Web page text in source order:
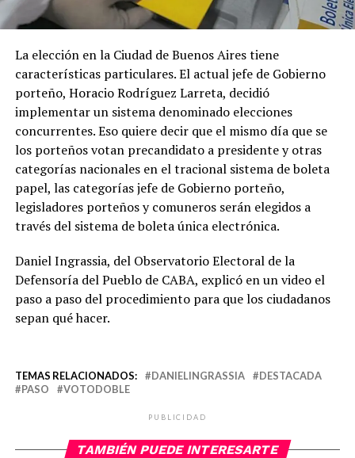
La elección en la Ciudad de Buenos Aires tiene
características particulares. El actual jefe de Gobierno
porteño, Horacio Rodríguez Larreta, decidió
implementar un sistema denominado elecciones
concurrentes. Eso quiere decir que el mismo día que se
los porteños votan precandidato a presidente y otras
categorías nacionales en el tracional sistema de boleta
papel, las categorías jefe de Gobierno porteño,
legisladores porteños y comuneros serán elegidos a
través del sistema de boleta única electrónica.
Daniel Ingrassia, del Observatorio Electoral de la
Defensoría del Pueblo de CABA, explicó en un video el
paso a paso del procedimiento para que los ciudadanos
sepan qué hacer.
TEMAS RELACIONADOS: DANIELINGRASSIA
DESTACADA
PASO
VOTODOBLE
PUBLICIDAD
TAMBIÉN PUEDE INTERESARTE